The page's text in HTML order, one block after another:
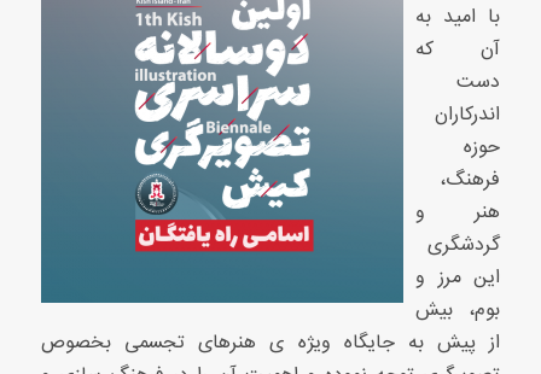
با امید به
آن که
دست
اندرکاران
حوزه
فرهنگ،
هنر و
گردشگری
این مرز و
بوم، بیش
از پیش به جایگاه ویژه ی هنرهای تجسمی بخصوص